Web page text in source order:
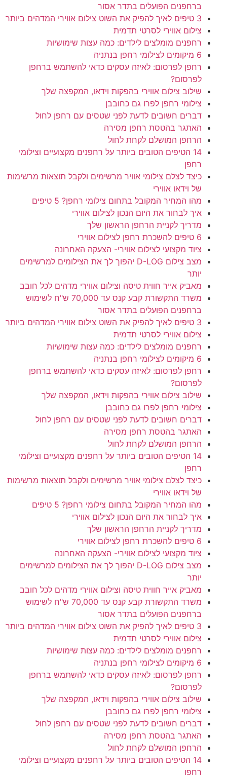
ברחפנים הפועלים בתדר אסור
3 טיפים לאיך להפיק את השוט צילום אווירי המדהים ביותר
צילום אווירי לסרטי תדמית
רחפנים מומלצים לילדים: כמה עצות שימושיות
6 מיקומים לצילומי רחפן בנתניה
רחפן לפרסום: לאיזה עסקים כדאי להשתמש ברחפן
לפרסום?
שילוב צילום אווירי בהפקות וידאו, המקפצה שלך
צילומי רחפן לפרו גם כחובבן
דברים חשובים לדעת לפני שטסים עם רחפן לחול
האתגר בהטסת רחפן מסירה
הרחפן המושלם לקחת לחול
14 הטיפים הטובים ביותר על רחפנים מקצועיים וצילומי
רחפן
כיצד לצלם צילומי אוויר מרשימים ולקבל תוצאות מרשימות
של וידאו אווירי
מהו המחיר המקובל בתחום צילומי רחפן? 5 טיפים
איך לבחור את היום הנכון לצילום אווירי
מדריך לקניית הרחפן הראשון שלך
6 טיפים להשכרת רחפן לצילום אווירי
ציוד מקצועי לצילום אווירי- הצעקה האחרונה
מצב צילום D-LOG יהפוך לך את הצילומים למרשימים
יותר
מאביק אייר חווית טיסה וצילום אווירי מדהים לכל חובב
משרד התקשורת קבע קנס עד 70,000 ש"ח לשימוש
ברחפנים הפועלים בתדר אסור
3 טיפים לאיך להפיק את השוט צילום אווירי המדהים ביותר
צילום אווירי לסרטי תדמית
רחפנים מומלצים לילדים: כמה עצות שימושיות
6 מיקומים לצילומי רחפן בנתניה
רחפן לפרסום: לאיזה עסקים כדאי להשתמש ברחפן
לפרסום?
שילוב צילום אווירי בהפקות וידאו, המקפצה שלך
צילומי רחפן לפרו גם כחובבן
דברים חשובים לדעת לפני שטסים עם רחפן לחול
האתגר בהטסת רחפן מסירה
הרחפן המושלם לקחת לחול
14 הטיפים הטובים ביותר על רחפנים מקצועיים וצילומי
רחפן
כיצד לצלם צילומי אוויר מרשימים ולקבל תוצאות מרשימות
של וידאו אווירי
מהו המחיר המקובל בתחום צילומי רחפן? 5 טיפים
איך לבחור את היום הנכון לצילום אווירי
מדריך לקניית הרחפן הראשון שלך
6 טיפים להשכרת רחפן לצילום אווירי
ציוד מקצועי לצילום אווירי- הצעקה האחרונה
מצב צילום D-LOG יהפוך לך את הצילומים למרשימים
יותר
מאביק אייר חווית טיסה וצילום אווירי מדהים לכל חובב
משרד התקשורת קבע קנס עד 70,000 ש"ח לשימוש
ברחפנים הפועלים בתדר אסור
3 טיפים לאיך להפיק את השוט צילום אווירי המדהים ביותר
צילום אווירי לסרטי תדמית
רחפנים מומלצים לילדים: כמה עצות שימושיות
6 מיקומים לצילומי רחפן בנתניה
רחפן לפרסום: לאיזה עסקים כדאי להשתמש ברחפן
לפרסום?
שילוב צילום אווירי בהפקות וידאו, המקפצה שלך
צילומי רחפן לפרו גם כחובבן
דברים חשובים לדעת לפני שטסים עם רחפן לחול
האתגר בהטסת רחפן מסירה
הרחפן המושלם לקחת לחול
14 הטיפים הטובים ביותר על רחפנים מקצועיים וצילומי
רחפן